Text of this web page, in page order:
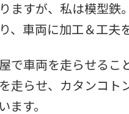
ますが、私は模型鉄。
、車両に加工＆工夫
で車両を走らせること
走らせ、カタンコト
ます。